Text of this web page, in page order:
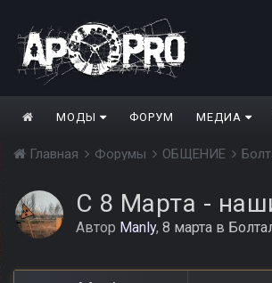
МОДЫ ФОРУМ МЕДИА
Главная Форумы ОБЩЕНИЕ
С 8 Марта -
Автор Manly, 8 марта в